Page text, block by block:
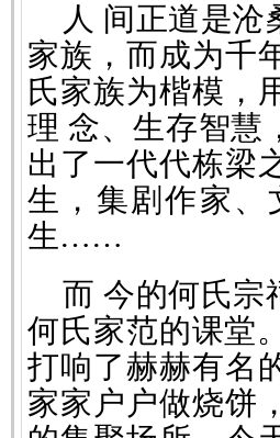
人 间正道是
家族，而成为千
氏家族为楷模，
理 念、生存智慧
出了一代代栋梁
生，集剧作家、
生……
而 今的何氏宗
何氏家范的课堂
打响了赫赫有名
家家户户做烧饼